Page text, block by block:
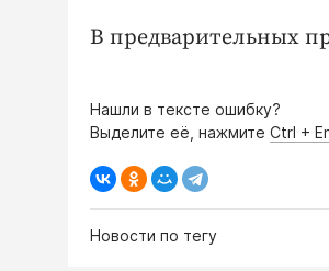
В предварительных
Нашли в тексте ошибку?
Выделите её, нажмите Ctrl +
Новости по тегу